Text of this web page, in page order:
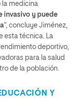
la medicina
invasivo y puede
“, concluye Jiménez,
esta técnica. La
deportivo,
para la salud
de la población.
Y